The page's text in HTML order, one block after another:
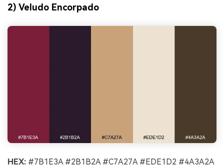
2) Veludo Encorpado
HEX: #7B1E3A #2B1B2A #C7A27A #EDE1D2 #4A3A2A